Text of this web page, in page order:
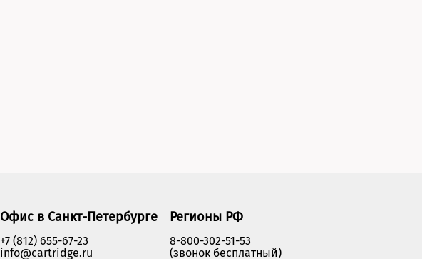
Офис в Санкт-Петербурге
+7 (812) 655-67-23
info@cartridge.ru
Регионы РФ
8-800-302-51-53
(звонок бесплатный)